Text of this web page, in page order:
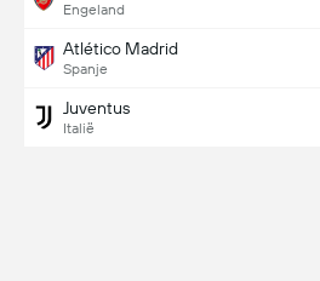
Engeland
Atlético Madrid
Spanje
Juventus
Italië